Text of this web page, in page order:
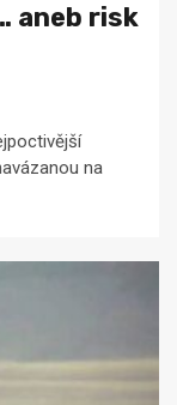
aneb risk
na